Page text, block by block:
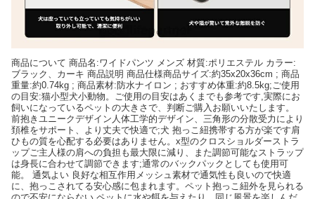
商品について 商品名:ワイドパンツ メンズ 材質:ポリエステル カラー:
ブラック、カーキ 商品説明 商品仕様商品サイズ:約35x20x36cm ; 商品
重量:約0.74kg ; 商品素材:防水ナイロン ; おすすめ体重:約8.5kg;ご使用
の目安:猫小型犬小動物。ご使用の目安はあくまでも参考です,実際にお
飼いになっているペットの大きさで、判断ご購入お願いいたします。
前抱きユニークデザイン人体工学的デザイン、三角形の分散受力により
頚椎をサポート、より丈夫で快適で;犬 抱っこ紐携帯する方が楽です肩
ひもの質を心配する必要はありません。x型のクロスショルダーストラ
ップご主人様の肩への負担も最大限に減り、また調節可能なストラップ
は身長に合わせて調節できます;通常のバックパックとしても使用可
能。 通気よい 良好な相互作用メッシュ素材で通気性も良いので快適
に、抱っこされてる安心感に包まれます。ペット抱っこ紐外を見られる